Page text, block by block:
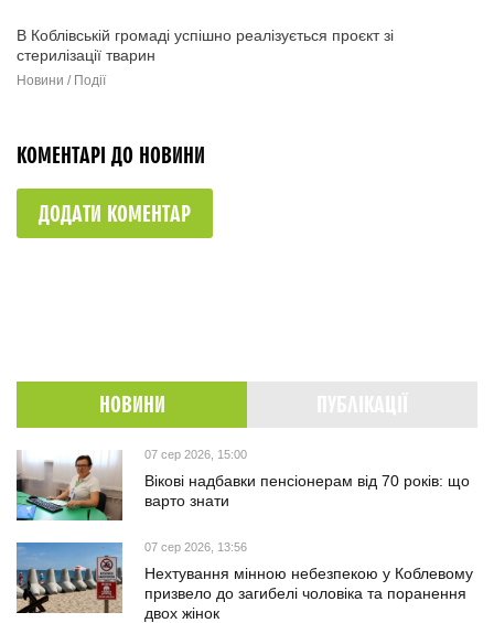
В Коблівській громаді успішно реалізується проєкт зі
стерилізації тварин
Новини / Події
КОМЕНТАРІ ДО НОВИНИ
ДОДАТИ КОМЕНТАР
НОВИНИ
07 сер 2026, 15:00
Вікові надбавки пенсіонерам від 70 років: що
варто знати
07 сер 2026, 13:56
Нехтування мінною небезпекою у Коблевому
призвело до загибелі чоловіка та поранення
двох жінок